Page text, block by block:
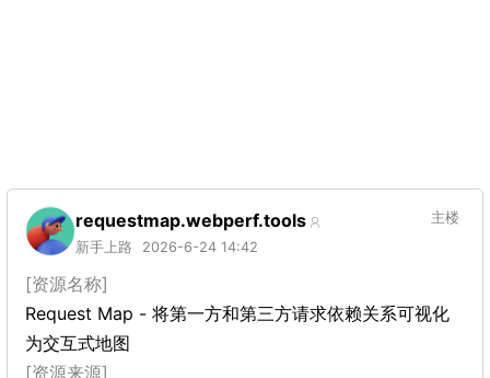
requestmap.webperf.tools
新手上路 2026-6-24 14:42
主楼
[资源名称]
Request Map - 将第一方和第三方请求依赖关系可视化
为交互式地图
[资源来源]